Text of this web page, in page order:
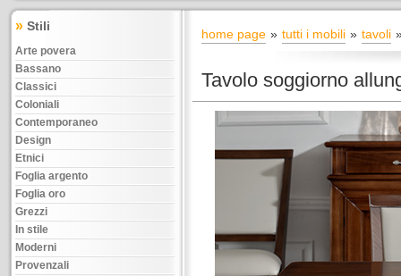
» Stili
Arte povera
Bassano
Classici
Coloniali
Contemporaneo
Design
Etnici
Foglia argento
Foglia oro
Grezzi
In stile
Moderni
Provenzali
home page tutti i mobili tavoli
Tavolo soggiorno